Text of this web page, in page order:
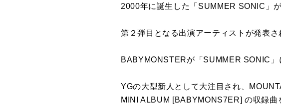
2000年に誕生した「SUMMER SONIC」
第２弾目となる出演アーティストが発表
BABYMONSTERが「SUMMER SONIC」
YGの大型新人として大注目され、
MINI ALBUM [BABYMONS7ER] の収録曲